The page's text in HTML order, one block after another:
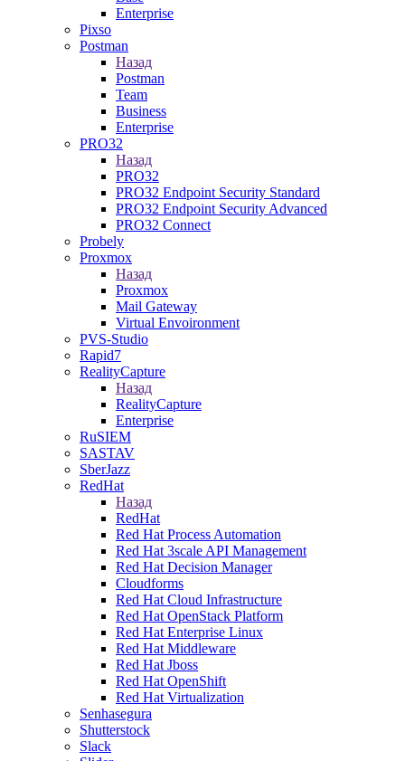
Enterprise
Pixso
Postman
Назад
Postman
Team
Business
Enterprise
PRO32
Назад
PRO32
PRO32 Endpoint Security Standard
PRO32 Endpoint Security Advanced
PRO32 Connect
Probely
Proxmox
Назад
Proxmox
Mail Gateway
Virtual Envoironment
PVS-Studio
Rapid7
RealityCapture
Назад
RealityCapture
Enterprise
RuSIEM
SASTAV
SberJazz
RedHat
Назад
RedHat
Red Hat Process Automation
Red Hat 3scale API Management
Red Hat Decision Manager
Cloudforms
Red Hat Cloud Infrastructure
Red Hat OpenStack Platform
Red Hat Enterprise Linux
Red Hat Middleware
Red Hat Jboss
Red Hat OpenShift
Red Hat Virtualization
Senhasegura
Shutterstock
Slack